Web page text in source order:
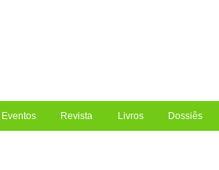
Eventos Revista Livros Dossiês